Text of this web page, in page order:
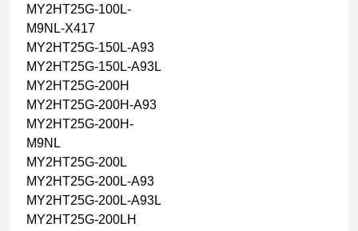
MY2HT25G-100L-
M9NL-X417
MY2HT25G-150L-A93
MY2HT25G-150L-A93L
MY2HT25G-200H
MY2HT25G-200H-A93
MY2HT25G-200H-
M9NL
MY2HT25G-200L
MY2HT25G-200L-A93
MY2HT25G-200L-A93L
MY2HT25G-200LH